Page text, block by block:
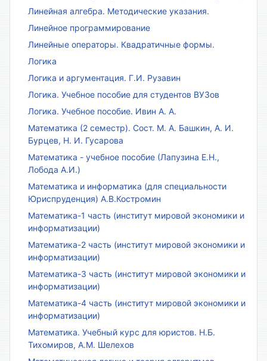
Линейная алгебра. Методические указания.
Линейное программирование
Линейные операторы. Квадратичные формы.
Логика
Логика и аргументация. Г.И. Рузавин
Логика. Учебное пособие для студентов ВУЗов
Логика. Учебное пособие. Ивин А. А.
Математика (2 семестр). Сост. М. А. Башкин, А. И.
Бурцев, Н. И. Гусарова
Математика - учебное пособие (Лапузина Е.Н.,
Лобода А.И.)
Математика и информатика (для специальности
Юриспруденция) А.В.Костромин
Математика-1 часть (институт мировой экономики и
информатизации)
Математика-2 часть (институт мировой экономики и
информатизации)
Математика-3 часть (институт мировой экономики и
информатизации)
Математика-4 часть (институт мировой экономики и
информатизации)
Математика. Учебный курс для юристов. Н.Б.
Тихомиров, А.М. Шелехов